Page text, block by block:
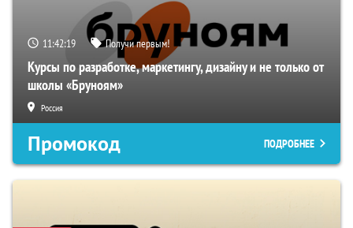
11:42:18 Получи первым!
Курсы по разработке, маркетингу, дизайну и не только от
школы «Бруноям»
Россия
Промокод ПОДРОБНЕЕ